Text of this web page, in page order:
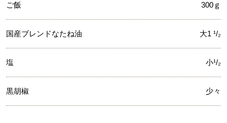
ご飯 300ｇ
国産ブレンドなたね油 大1 ¹/₂
塩 小¹/₂
黒胡椒 少々